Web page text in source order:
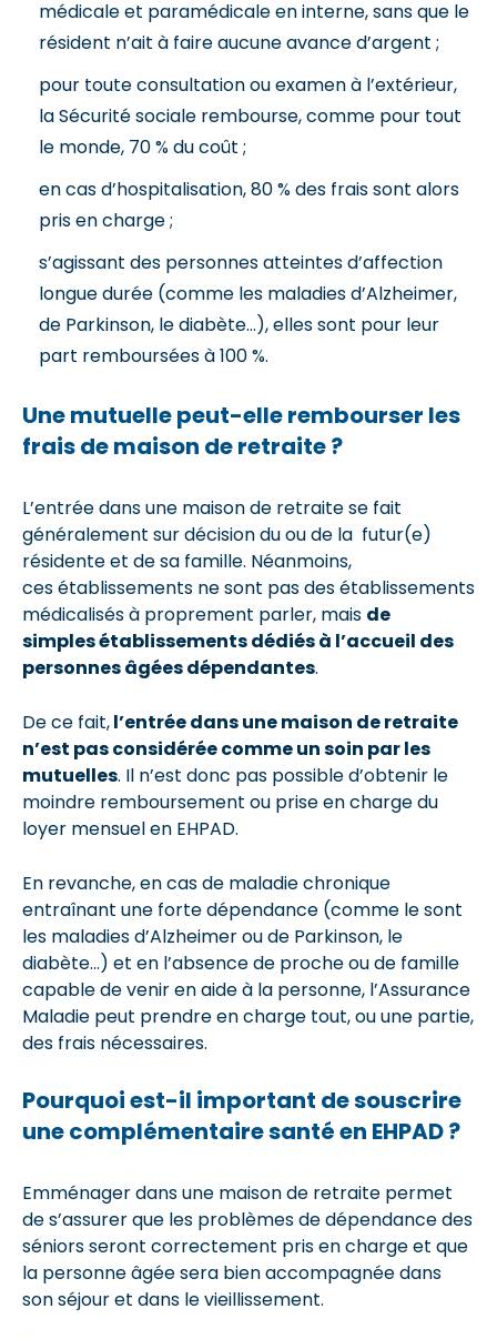
médicale et paramédicale en interne, sans que le
résident n’ait à faire aucune avance d’argent ;
pour toute consultation ou examen à l’extérieur,
la Sécurité sociale rembourse, comme pour tout
le monde, 70 % du coût ;
en cas d’hospitalisation, 80 % des frais sont alors
pris en charge ;
s’agissant des personnes atteintes d’affection
longue durée (comme les maladies d’Alzheimer,
de Parkinson, le diabète…), elles sont pour leur
part remboursées à 100 %.
Une mutuelle peut-elle rembourser les
frais de maison de retraite ?
L’entrée dans une maison de retraite se fait
généralement sur décision du ou de la futur(e)
résidente et de sa famille. Néanmoins,
ces établissements ne sont pas des établissements
médicalisés à proprement parler, mais de
simples établissements dédiés à l’accueil des
personnes âgées dépendantes.
De ce fait,l’entrée dans une maison de retraite
n’est pas considérée comme un soin par les
mutuelles. Il n’est donc pas possible d’obtenir le
moindre remboursement ou prise en charge du
loyer mensuel en EHPAD.
En revanche, en cas de maladie chronique
entraînant une forte dépendance (comme le sont
les maladies d’Alzheimer ou de Parkinson, le
diabète…) et en l’absence de proche ou de famille
capable de venir en aide à la personne, l’Assurance
Maladie peut prendre en charge tout, ou une partie,
des frais nécessaires.
Pourquoi est-il important de souscrire
une complémentaire santé en EHPAD ?
Emménager dans une maison de retraite permet
de s’assurer que les problèmes de dépendance des
séniors seront correctement pris en charge et que
la personne âgée sera bien accompagnée dans
son séjour et dans le vieillissement.